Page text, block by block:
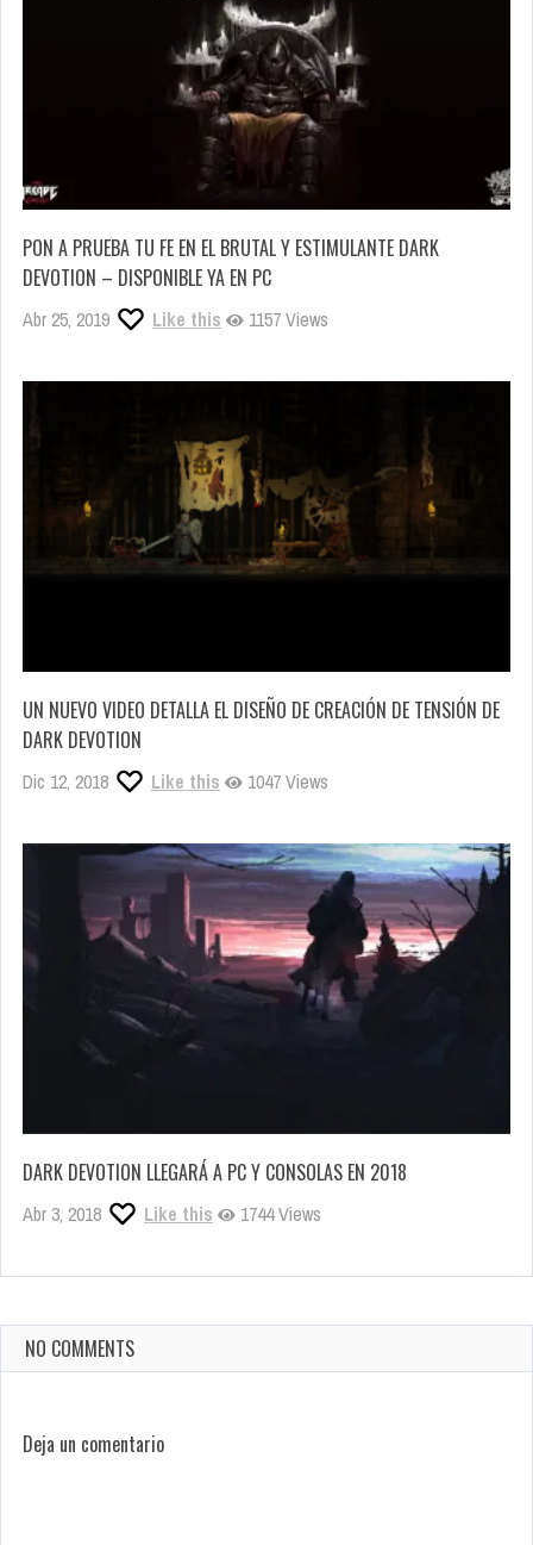
PON A PRUEBA TU FE EN EL BRUTAL Y ESTIMULANTE DARK
DEVOTION – DISPONIBLE YA EN PC
Abr 25, 2019 Like this 1157 Views
UN NUEVO VIDEO DETALLA EL DISEÑO DE CREACIÓN DE TENSIÓN DE
DARK DEVOTION
Dic 12, 2018 Like this 1047 Views
DARK DEVOTION LLEGARÁ A PC Y CONSOLAS EN 2018
Abr 3, 2018 Like this 1744 Views
NO COMMENTS
Deja un comentario